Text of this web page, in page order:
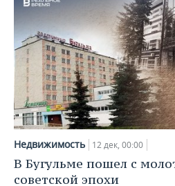
Недвижимость 12 дек, 00:00
В Бугульме пошел с
советской эпохи